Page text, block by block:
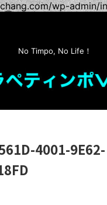
wp-admin/
No Timpo, No Life！
4001-9E62-